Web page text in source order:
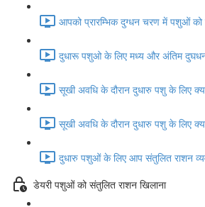
आपको प्रारम्भिक दुग्धन चरण में पशुओं को
दुधारू पशुओ के लिए मध्य और अंतिम
सूखी अवधि के दौरान दुधारु पशु के लिए
सूखी अवधि के दौरान दुधारु पशु के लिए
दुधारु पशुओं के लिए आप संतुलित राशन
डेयरी पशुओं को संतुलित राशन खिलाना